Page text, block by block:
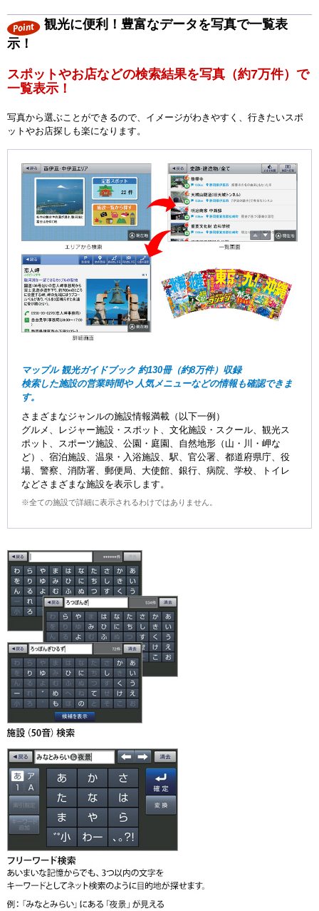
観光に便利！豊富なデータを写真で一覧表
示！
スポットやお店などの検索結果を写真（約7万件）で
一覧表示！
写真から選ぶことができるので、イメージがわきやすく、行きたいスポ
ットやお店探しも楽になります。
マップル 観光ガイドブック 約130冊（約8万件）収録
検索した施設の営業時間や 人気メニューなどの情報も確認できま
す。
さまざまなジャンルの施設情報満載（以下一例）
グルメ、レジャー施設・スポット、文化施設・スクール、観光ス
ポット、スポーツ施設、公園・庭園、自然地形（山・川・岬な
ど）、宿泊施設、温泉・入浴施設、駅、官公署、都道府県庁、役
場、警察、消防署、郵便局、大使館、銀行、病院、学校、トイレ
などさまざまな施設を表示します。
※全ての施設で詳細に表示されるわけではありません。